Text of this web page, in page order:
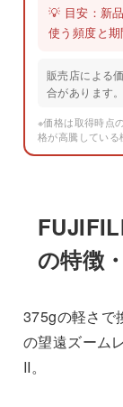
💡 目安：新
使う頻度と期
販売店による
合があります
※価格は取得時点
格が高騰している
の特徴
375gの軽さで
の望遠ズーム
II。